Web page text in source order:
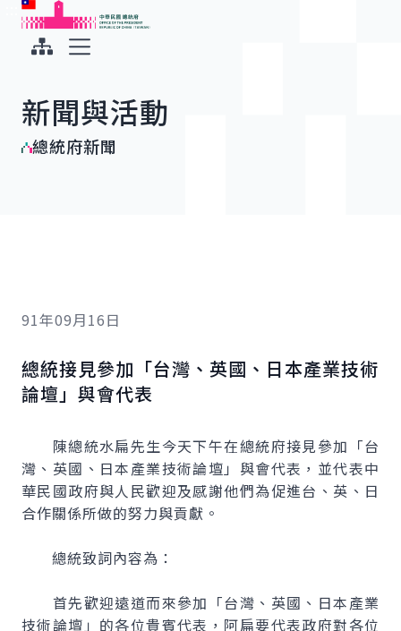
跳到主要內容
中華民國總統府
新聞與活動
總統府新聞
91年09月16日
總統接見參加「台灣、英國、日本產業技術
論壇」與會代表
陳總統水扁先生今天下午在總統府接見參加「台
灣、英國、日本產業技術論壇」與會代表，並代表中
華民國政府與人民歡迎及感謝他們為促進台、英、日
合作關係所做的努力與貢獻。
總統致詞內容為：
首先歡迎遠道而來參加「台灣、英國、日本產業
技術論壇」的各位貴賓代表，阿扁要代表政府對各位